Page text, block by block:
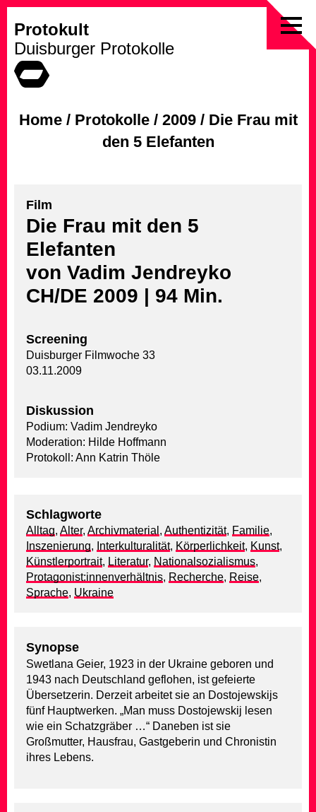
to
Protokult
Duisburger Protokolle
Home/ Protokolle/ 2009/ Die Frau mit
den 5 Elefanten
Film
Die Frau mit den 5
Elefanten
von Vadim Jendreyko
CH/DE 2009 | 94 Min.
Screening
Duisburger Filmwoche 33
03.11.2009
Diskussion
Podium: Vadim Jendreyko
Moderation: Hilde Hoffmann
Protokoll: Ann Katrin Thöle
Schlagworte
Alltag, Alter, Archivmaterial , Authentizität, Familie,
Inszenierung, Interkulturalität, Körperlichkeit, Kunst,
Künstlerportrait, Literatur, Nationalsozialismus,
Protagonist:innenverhältnis, Recherche, Reise,
Sprache, Ukraine
Synopse
Swetlana Geier, 1923 in der Ukraine geboren und
1943 nach Deutschland geflohen, ist gefeierte
Übersetzerin. Derzeit arbeitet sie an Dostojewskijs
fünf Hauptwerken. „Man muss Dostojewskij lesen
wie ein Schatzgräber …“ Daneben ist sie
Großmutter, Hausfrau, Gastgeberin und Chronistin
ihres Lebens.